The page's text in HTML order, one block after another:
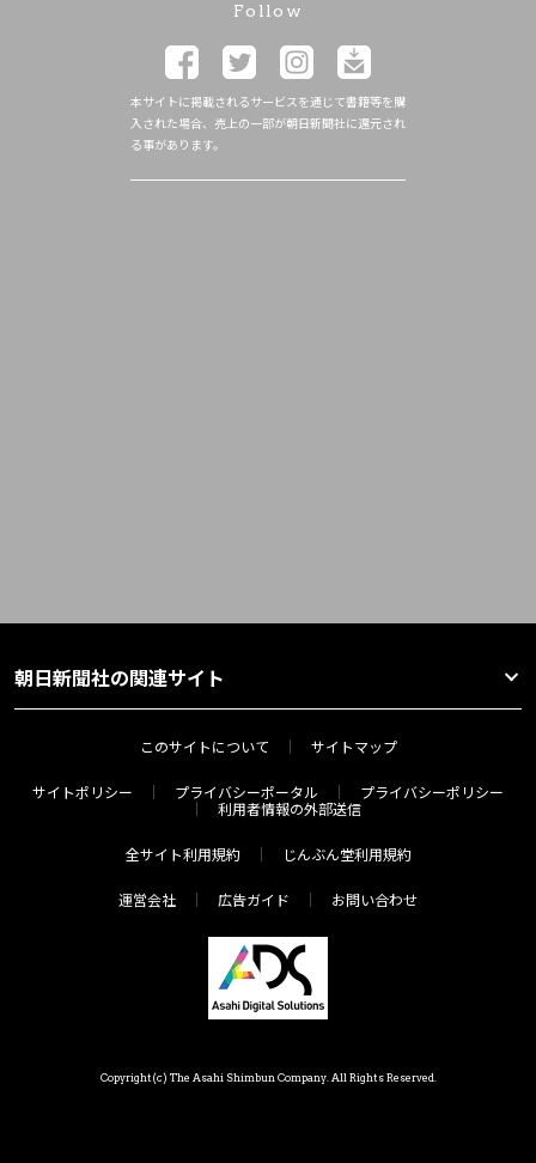
Follow
本サイトに掲載されるサービスを通じて書籍等を購
入された場合、売上の一部が朝日新聞社に還元され
る事があります。
朝日新聞社の関連サイト
このサイトについて サイトマップ
サイトポリシー プライバシーポータル
プライバシーポリシー
利用者情報の外部送信
全サイト利用規約 じんぶん堂利用規約
運営会社 広告ガイド お問い合わせ
Copyright(c) The Asahi Shimbun Company. All Rights Reserved.